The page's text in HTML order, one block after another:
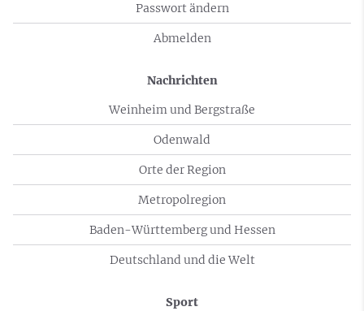
Passwort ändern
Abmelden
Nachrichten
Weinheim und Bergstraße
Odenwald
Orte der Region
Metropolregion
Baden-Württemberg und Hessen
Deutschland und die Welt
Sport